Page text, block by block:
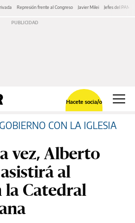
Represión frente al Congreso Javier Milei Jefes del PAMI
Hacete socia/o
CON LA IGLESIA
vez, Alberto
al
la Catedral